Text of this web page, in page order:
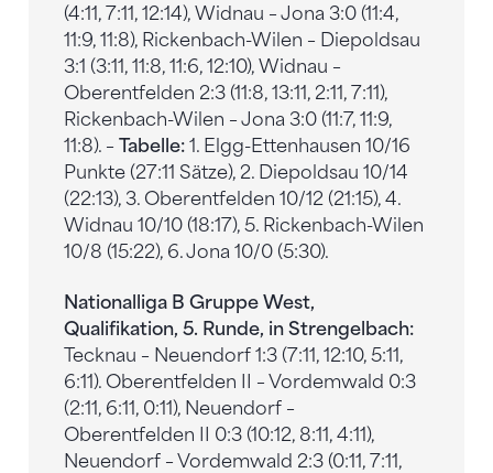
(4:11, 7:11, 12:14), Widnau – Jona 3:0 (11:4,
11:9, 11:8), Rickenbach-Wilen – Diepoldsau
3:1 (3:11, 11:8, 11:6, 12:10), Widnau –
Oberentfelden 2:3 (11:8, 13:11, 2:11, 7:11),
Rickenbach-Wilen – Jona 3:0 (11:7, 11:9,
11:8). – Tabelle: 1. Elgg-Ettenhausen 10/16
Punkte (27:11 Sätze), 2. Diepoldsau 10/14
(22:13), 3. Oberentfelden 10/12 (21:15), 4.
Widnau 10/10 (18:17), 5. Rickenbach-Wilen
10/8 (15:22), 6. Jona 10/0 (5:30).
Nationalliga B Gruppe West,
Qualifikation, 5. Runde, in Strengelbach:
Tecknau – Neuendorf 1:3 (7:11, 12:10, 5:11,
6:11). Oberentfelden II – Vordemwald 0:3
(2:11, 6:11, 0:11), Neuendorf –
Oberentfelden II 0:3 (10:12, 8:11, 4:11),
Neuendorf – Vordemwald 2:3 (0:11, 7:11,